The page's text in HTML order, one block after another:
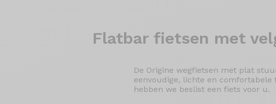
Flatbar fietsen met
De Origine wegfietsen met plat
eenvoudige, lichte en
hebben we beslist een fiets voor u.